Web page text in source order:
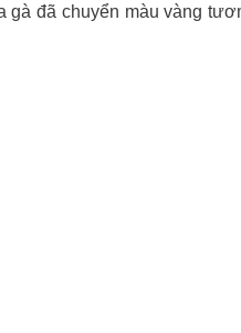
gà đã chuyển màu vàng